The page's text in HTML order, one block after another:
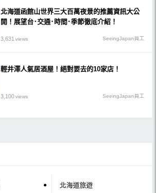
北海道函館山世界三大百萬夜景的推薦資訊大公
開！展望台･交通･時間･季節徹底介紹！
3,631 views SeeingJapan員工
輕井澤人氣居酒屋！絕對要去的10家店！
3,100views SeeingJapan員工
北海道旅遊